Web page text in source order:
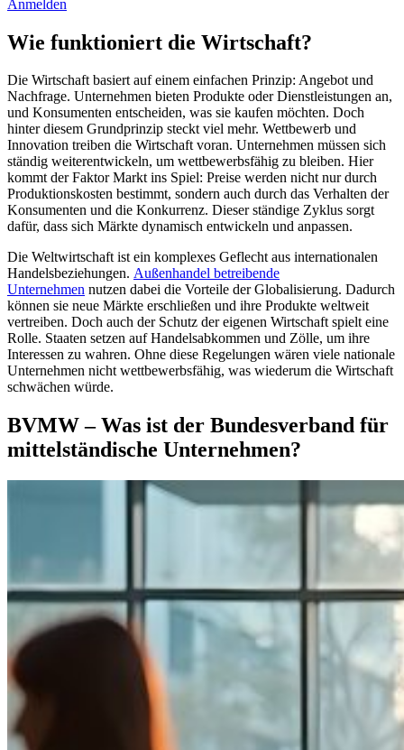
Anmelden
Wie funktioniert die Wirtschaft?
Die Wirtschaft basiert auf einem einfachen Prinzip: Angebot und
Nachfrage. Unternehmen bieten Produkte oder Dienstleistungen an,
und Konsumenten entscheiden, was sie kaufen möchten. Doch
hinter diesem Grundprinzip steckt viel mehr. Wettbewerb und
Innovation treiben die Wirtschaft voran. Unternehmen müssen sich
ständig weiterentwickeln, um wettbewerbsfähig zu bleiben. Hier
kommt der Faktor Markt ins Spiel: Preise werden nicht nur durch
Produktionskosten bestimmt, sondern auch durch das Verhalten der
Konsumenten und die Konkurrenz. Dieser ständige Zyklus sorgt
dafür, dass sich Märkte dynamisch entwickeln und anpassen.
Die Weltwirtschaft ist ein komplexes Geflecht aus internationalen
Handelsbeziehungen. Außenhandel betreibende
Unternehmen nutzen dabei die Vorteile der Globalisierung. Dadurch
können sie neue Märkte erschließen und ihre Produkte weltweit
vertreiben. Doch auch der Schutz der eigenen Wirtschaft spielt eine
Rolle. Staaten setzen auf Handelsabkommen und Zölle, um ihre
Interessen zu wahren. Ohne diese Regelungen wären viele nationale
Unternehmen nicht wettbewerbsfähig, was wiederum die Wirtschaft
schwächen würde.
BVMW – Was ist der Bundesverband für
mittelständische Unternehmen?